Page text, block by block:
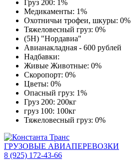
Груз 200: 1%
Медикаменты: 1%
Охотничьи трофеи, шкуры: 0%
Тяжеловесный груз: 0%
(5Н) "Нордавиа"
Авианакладная - 600 рублей
Надбавки:
Живые Животные: 0%
Скоропорт: 0%
Цветы: 0%
Опасный груз: 1%
Груз 200: 200кг
груз 100: 100кг
Тяжеловесный груз: 0%
ГРУЗОВЫЕ АВИАПЕРЕВОЗКИ
8 (925) 172-43-66